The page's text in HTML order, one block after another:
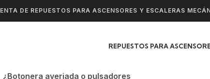
DE REPUESTOS PARA ASCENSORES Y ESCALERAS
REPUESTOS PARA
¿Botonera averiada o pulsadores